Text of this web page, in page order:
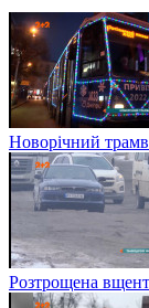
Новорічний
Розтрощена